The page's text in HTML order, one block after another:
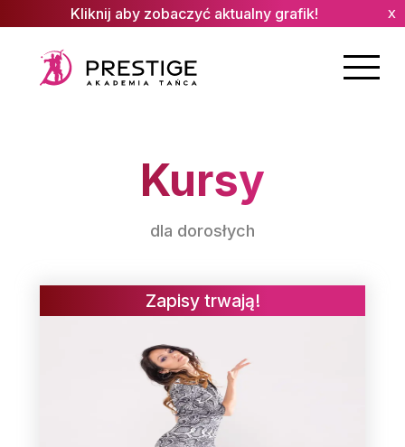
Kliknij aby zobaczyć aktualny grafik! x
Kursy
dla dorosłych
Zapisy trwają!